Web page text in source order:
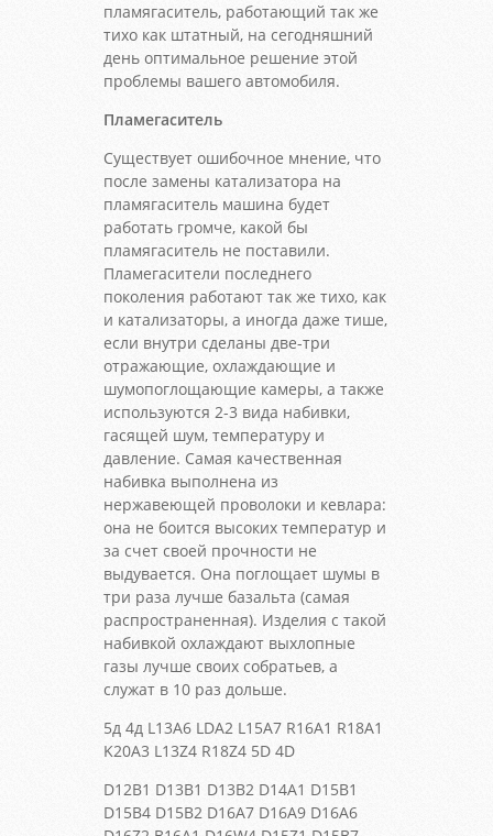
пламягаситель, работающий так же
тихо как штатный, на сегодняшний
день оптимальное решение этой
проблемы вашего автомобиля.
Пламегаситель
Существует ошибочное мнение, что
после замены катализатора на
пламягаситель машина будет
работать громче, какой бы
пламягаситель не поставили.
Пламегасители последнего
поколения работают так же тихо, как
и катализаторы, а иногда даже тише,
если внутри сделаны две-три
отражающие, охлаждающие и
шумопоглощающие камеры, а также
используются 2-3 вида набивки,
гасящей шум, температуру и
давление. Самая качественная
набивка выполнена из
нержавеющей проволоки и кевлара:
она не боится высоких температур и
за счет своей прочности не
выдувается. Она поглощает шумы в
три раза лучше базальта (самая
распространенная). Изделия с такой
набивкой охлаждают выхлопные
газы лучше своих собратьев, а
служат в 10 раз дольше.
5д 4д L13A6 LDA2 L15A7 R16A1 R18A1
K20A3 L13Z4 R18Z4 5D 4D
D12B1 D13B1 D13B2 D14A1 D15B1
D15B4 D15B2 D16A7 D16A9 D16A6